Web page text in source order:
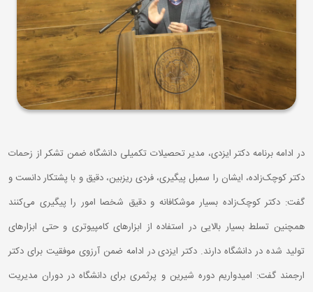
در ادامه برنامه دکتر ایزدی، مدیر تحصیلات تکمیلی دانشگاه ضمن تشکر از زحمات
دکتر کوچک‌زاده، ایشان را سمبل پیگیری، فردی ریزبین، دقیق و با پشتکار دانست و
گفت: دکتر کوچک‌زاده بسیار موشکافانه و دقیق شخصا امور را پیگیری می‌کنند
همچنین تسلط بسیار بالایی در استفاده از ابزارهای کامپیوتری و حتی ابزارهای
تولید شده در دانشگاه دارند. دکتر ایزدی در ادامه ضمن آرزوی موفقیت برای دکتر
ارجمند گفت: امیدواریم دوره شیرین و پرثمری برای دانشگاه در دوران مدیریت